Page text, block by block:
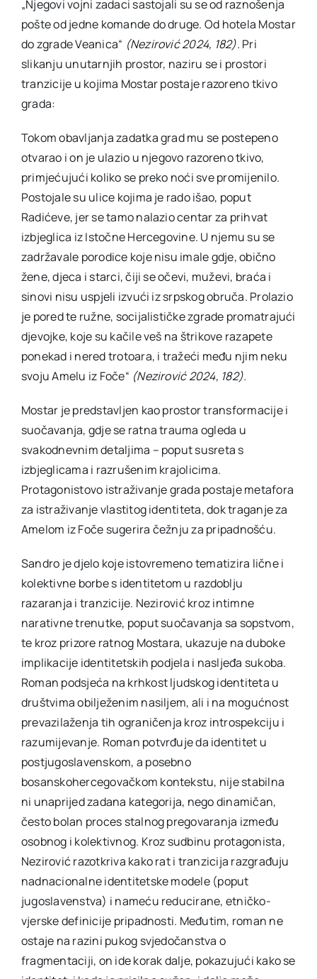
„Njegovi vojni zadaci sastojali su se od raznošenja
pošte od jedne komande do druge. Od hotela Mostar
do zgrade Veanica“ (Nezirović 2024, 182). Pri
slikanju unutarnjih prostor, naziru se i prostori
tranzicije u kojima Mostar postaje razoreno tkivo
grada:
Tokom obavljanja zadatka grad mu se postepeno
otvarao i on je ulazio u njegovo razoreno tkivo,
primjećujući koliko se preko noći sve promijenilo.
Postojale su ulice kojima je rado išao, poput
Radićeve, jer se tamo nalazio centar za prihvat
izbjeglica iz Istočne Hercegovine. U njemu su se
zadržavale porodice koje nisu imale gdje, obično
žene, djeca i starci, čiji se očevi, muževi, braća i
sinovi nisu uspjeli izvući iz srpskog obruča. Prolazio
je pored te ružne, socijalističke zgrade promatrajući
djevojke, koje su kačile veš na štrikove razapete
ponekad i nered trotoara, i tražeći među njim neku
svoju Amelu iz Foče“ (Nezirović 2024, 182).
Mostar je predstavljen kao prostor transformacije i
suočavanja, gdje se ratna trauma ogleda u
svakodnevnim detaljima – poput susreta s
izbjeglicama i razrušenim krajolicima.
Protagonistovo istraživanje grada postaje metafora
za istraživanje vlastitog identiteta, dok traganje za
Amelom iz Foče sugerira čežnju za pripadnošću.
Sandro je djelo koje istovremeno tematizira lične i
kolektivne borbe s identitetom u razdoblju
razaranja i tranzicije. Nezirović kroz intimne
narativne trenutke, poput suočavanja sa sopstvom,
te kroz prizore ratnog Mostara, ukazuje na duboke
implikacije identitetskih podjela i nasljeđa sukoba.
Roman podsjeća na krhkost ljudskog identiteta u
društvima obilježenim nasiljem, ali i na mogućnost
prevazilaženja tih ograničenja kroz introspekciju i
razumijevanje. Roman potvrđuje da identitet u
postjugoslavenskom, a posebno
bosanskohercegovačkom kontekstu, nije stabilna
ni unaprijed zadana kategorija, nego dinamičan,
često bolan proces stalnog pregovaranja između
osobnog i kolektivnog. Kroz sudbinu protagonista,
Nezirović razotkriva kako rat i tranzicija razgrađuju
nadnacionalne identitetske modele (poput
jugoslavenstva) i nameću reducirane, etničko-
vjerske definicije pripadnosti. Međutim, roman ne
ostaje na razini pukog svjedočanstva o
fragmentaciji, on ide korak dalje, pokazujući kako se